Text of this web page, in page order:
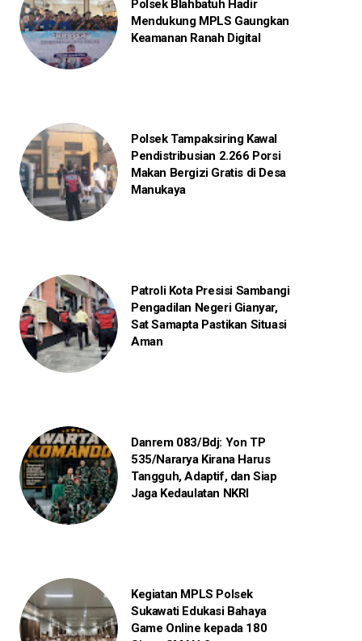
Polsek Blahbatuh Hadir
Mendukung MPLS Gaungkan
Keamanan Ranah Digital
Polsek Tampaksiring Kawal
Pendistribusian 2.266 Porsi
Makan Bergizi Gratis di Desa
Manukaya
Patroli Kota Presisi Sambangi
Pengadilan Negeri Gianyar,
Sat Samapta Pastikan Situasi
Aman
Danrem 083/Bdj: Yon TP
535/Nararya Kirana Harus
Tangguh, Adaptif, dan Siap
Jaga Kedaulatan NKRI
Kegiatan MPLS Polsek
Sukawati Edukasi Bahaya
Game Online kepada 180